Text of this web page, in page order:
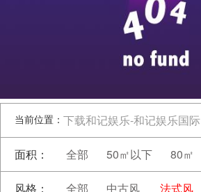
当前位置： 下载和记娱乐-和记娱乐国际
面积： 全部 50㎡以下 80㎡
风格： 全部 中古风 法式风